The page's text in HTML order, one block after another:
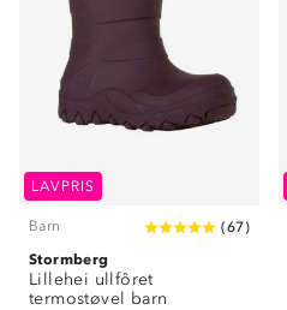
LAVPRIS
Barn (67)
Stormberg
Lillehei ullfôret
termostøvel barn